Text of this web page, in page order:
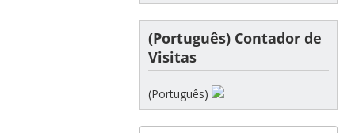
(Português) Contador de
Visitas
(Português)